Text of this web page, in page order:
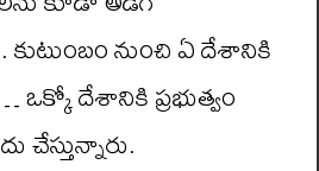
కుటుంబం నుంచి ఏ దేశానికి
దేశానికి ప్రభుత్వం
చేస్తున్నారు.